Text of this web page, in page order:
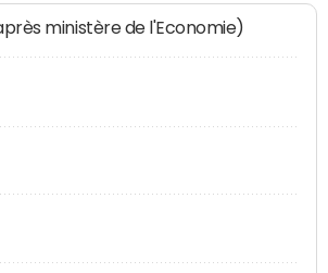
ministère de l'Economie)